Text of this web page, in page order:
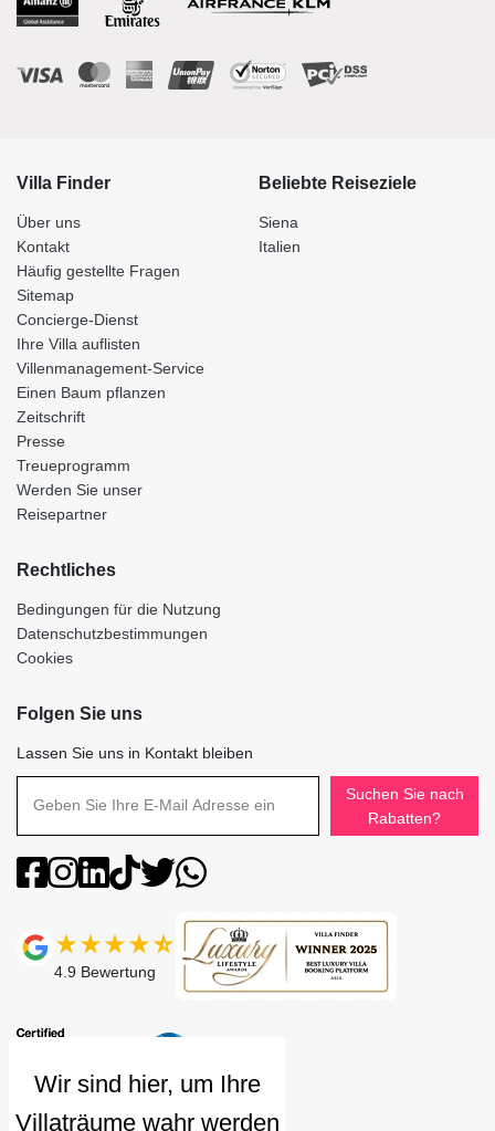
Villa Finder
Über uns
Kontakt
Häufig gestellte Fragen
Sitemap
Concierge-Dienst
Ihre Villa auflisten
Villenmanagement-Service
Einen Baum pflanzen
Zeitschrift
Presse
Treueprogramm
Werden Sie unser
Reisepartner
Beliebte Reiseziele
Siena
Italien
Rechtliches
Bedingungen für die Nutzung
Datenschutzbestimmungen
Cookies
Folgen Sie uns
Lassen Sie uns in Kontakt bleiben
Suchen Sie nach
Rabatten?
4.9 Bewertung